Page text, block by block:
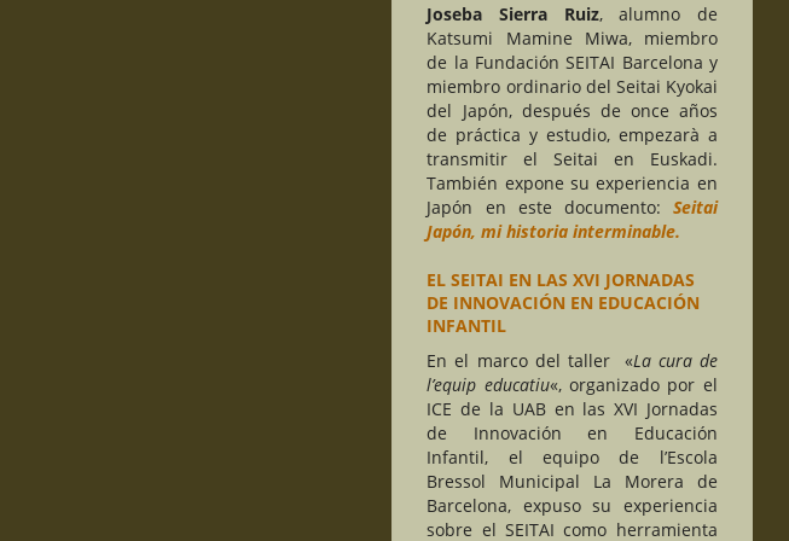
Joseba Sierra Ruiz, alumno de
Katsumi Mamine Miwa, miembro
de la Fundación SEITAI Barcelona y
miembro ordinario del Seitai Kyokai
del Japón, después de once años
de práctica y estudio, empezarà a
transmitir el Seitai en Euskadi.
También expone su experiencia en
Japón en este documento: Seitai
Japón, mi historia interminable.
EL SEITAI EN LAS XVI JORNADAS
DE INNOVACIÓN EN EDUCACIÓN
INFANTIL
En el marco del taller «La cura de
l’equip educatiu«, organizado por el
ICE de la UAB en las XVI Jornadas
de Innovación en Educación
Infantil, el equipo de l’Escola
Bressol Municipal La Morera de
Barcelona, expuso su experiencia
sobre el SEITAI como herramienta